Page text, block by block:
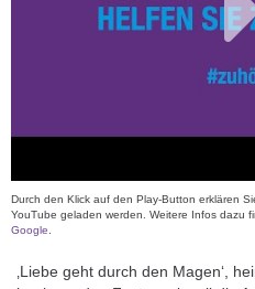
Durch den Klick auf den Play-Button erklären
YouTube geladen werden. Weitere Infos dazu
Google
‚Liebe geht durch den Magen‘,